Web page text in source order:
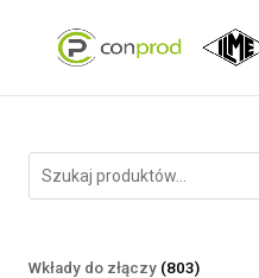
Wkłady do złączy 803803